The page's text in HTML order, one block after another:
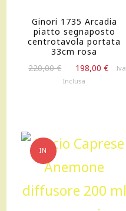
Ginori 1735 Arcadia
piatto segnaposto
centrotavola portata
33cm rosa
220,00€
prezzo
198,00€
IlIva
Inclusa
IN
OFFERTA!